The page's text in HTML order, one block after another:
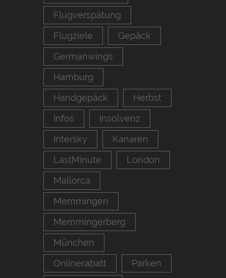
Flugverspätung
Flugziele
Gepäck
Germanwings
Hamburg
Handgepäck
Herbst
Infos
Insolvenz
Intersky
Kanaren
LastMinute
London
Mallorca
Memmingen
Memmingerberg
München
Onlinerabatt
Parken